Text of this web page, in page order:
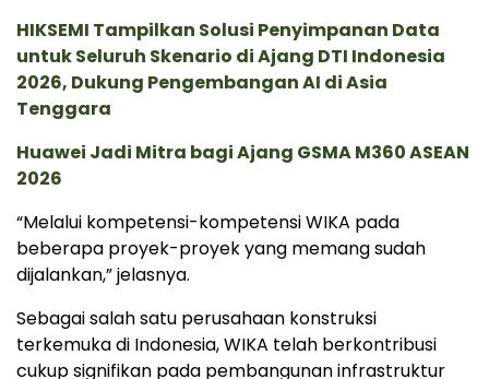
HIKSEMI Tampilkan Solusi Penyimpanan Data
untuk Seluruh Skenario di Ajang DTI Indonesia
2026, Dukung Pengembangan AI di Asia
Tenggara
Huawei Jadi Mitra bagi Ajang GSMA M360 ASEAN
2026
“Melalui kompetensi-kompetensi WIKA pada
beberapa proyek-proyek yang memang sudah
dijalankan,” jelasnya.
Sebagai salah satu perusahaan konstruksi
terkemuka di Indonesia, WIKA telah berkontribusi
cukup signifikan pada pembangunan infrastruktur